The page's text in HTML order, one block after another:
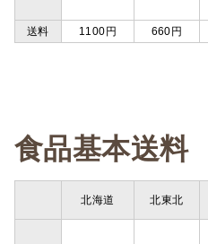
送料
1100円 660円
食品基本
北海道 北東北